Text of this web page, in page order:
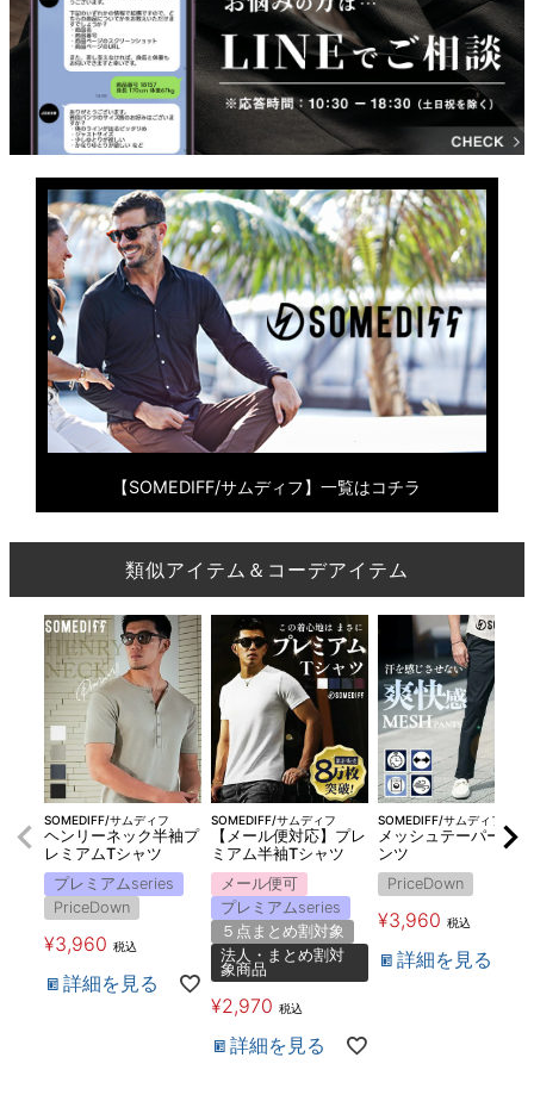
【SOMEDIFF/サムディフ】一覧はコチラ
類似アイテム＆コーデアイテム
SOMEDIFF/サムディフ
ヘンリーネック半袖プ
レミアムTシャツ
プレミアムseries
PriceDown
¥3,960 税込
詳細を見る
SOMEDIFF/サムディフ
【メール便対応】プレ
ミアム半袖Tシャツ
メール便可
プレミアムseries
５点まとめ割対象
法人・まとめ割対
象商品
¥2,970 税込
詳細を見る
SOMEDIFF/サムディフ
メッシュテーパードパ
ンツ
PriceDown
¥3,960 税込
詳細を見る